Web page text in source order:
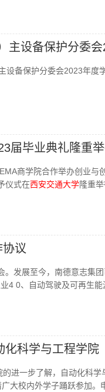
主设备保护分委
设备保护分委会2023年度
届毕业典礼隆重
商学院合作举办创业与
仪式在西安交通大学隆重举
议
。发展至今，南德意志集
4 0、自动驾驶及可再生能
化科学与工程学院
进一步了解，自动化科学
大校内外学子踊跃参加。